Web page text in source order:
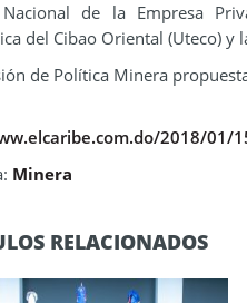
Nacional de la Empresa
del Cibao Oriental (Uteco)
de Política Minera
2018/01/
Minera
RELACIONADOS